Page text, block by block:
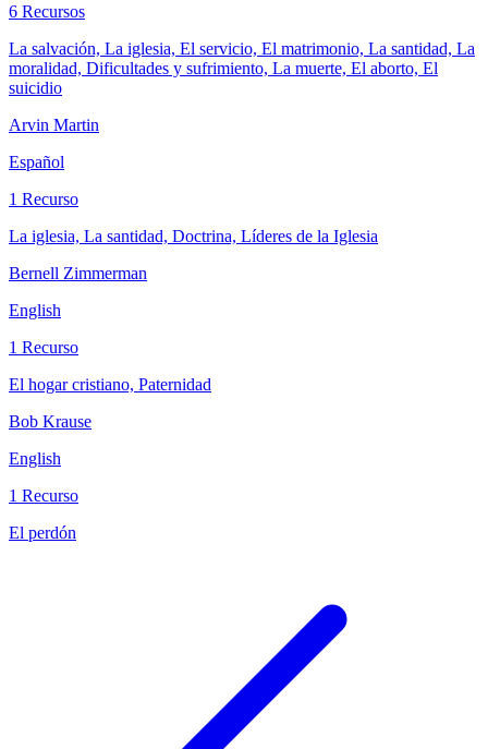
6 Recursos
La salvación, La iglesia, El servicio, El matrimonio, La santidad, La
moralidad, Dificultades y sufrimiento, La muerte, El aborto, El
suicidio
Arvin Martin
Español
1 Recurso
La iglesia, La santidad, Doctrina, Líderes de la Iglesia
Bernell Zimmerman
English
1 Recurso
El hogar cristiano, Paternidad
Bob Krause
English
1 Recurso
El perdón